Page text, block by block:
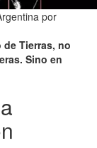
por
Tierras, no
Sino en